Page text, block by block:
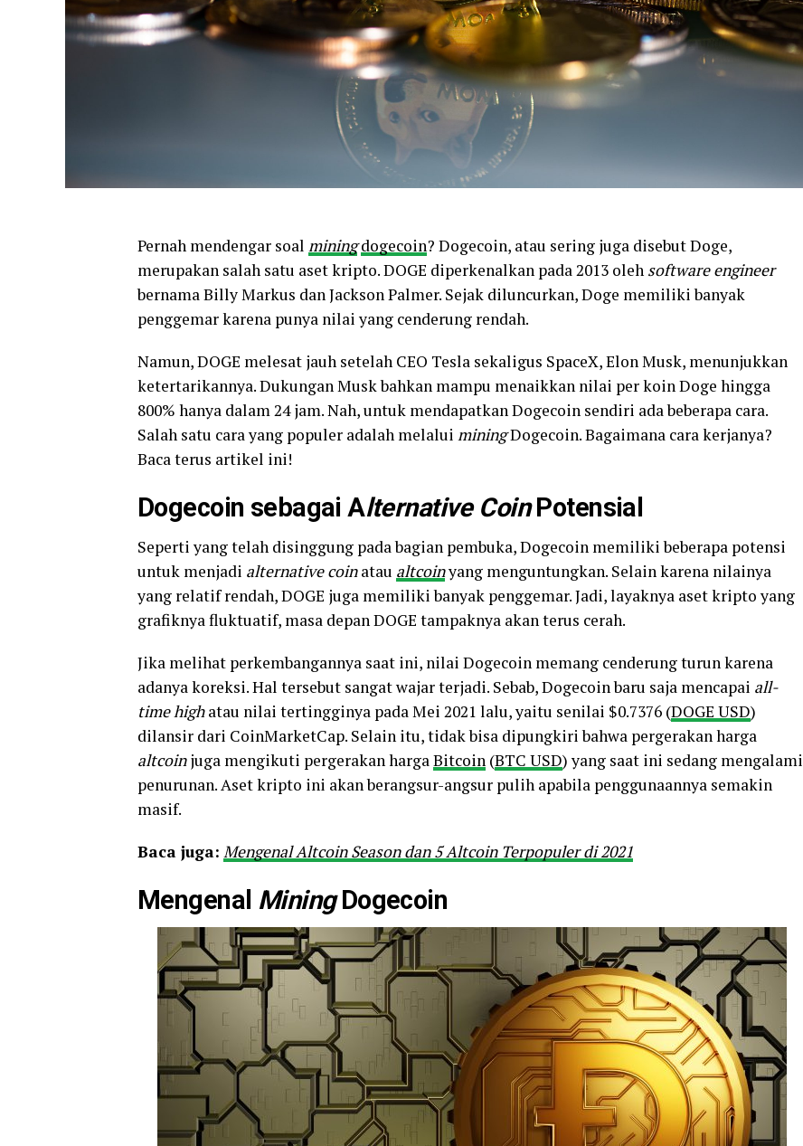
Pernah mendengar soal mining dogecoin? Dogecoin, atau sering juga disebut Doge,
merupakan salah satu aset kripto. DOGE diperkenalkan pada 2013 oleh software engineer
bernama Billy Markus dan Jackson Palmer. Sejak diluncurkan, Doge memiliki banyak
penggemar karena punya nilai yang cenderung rendah.
Namun, DOGE melesat jauh setelah CEO Tesla sekaligus SpaceX, Elon Musk, menunjukkan
ketertarikannya. Dukungan Musk bahkan mampu menaikkan nilai per koin Doge hingga
800% hanya dalam 24 jam. Nah, untuk mendapatkan Dogecoin sendiri ada beberapa cara.
Salah satu cara yang populer adalah melalui miningDogecoin. Bagaimana cara kerjanya?
Baca terus artikel ini!
Dogecoin sebagai Alternative CoinPotensial
Seperti yang telah disinggung pada bagian pembuka, Dogecoin memiliki beberapa potensi
untuk menjadi alternative coinatau altcoinyang menguntungkan. Selain karena nilainya
yang relatif rendah, DOGE juga memiliki banyak penggemar. Jadi, layaknya aset kripto yang
grafiknya fluktuatif, masa depan DOGE tampaknya akan terus cerah.
Jika melihat perkembangannya saat ini, nilai Dogecoin memang cenderung turun karena
adanya koreksi. Hal tersebut sangat wajar terjadi. Sebab, Dogecoin baru saja mencapai all-
time highatau nilai tertingginya pada Mei 2021 lalu, yaitu senilai $0.7376 (DOGE USD)
dilansir dari CoinMarketCap. Selain itu, tidak bisa dipungkiri bahwa pergerakan harga
altcoinjuga mengikuti pergerakan hargaBitcoin (BTC USD) yang saat ini sedang mengalami
penurunan. Aset kripto ini akan berangsur-angsur pulih apabila penggunaannya semakin
masif.
Baca juga: Mengenal Altcoin Season dan 5 Altcoin Terpopuler di 2021
Mengenal MiningDogecoin